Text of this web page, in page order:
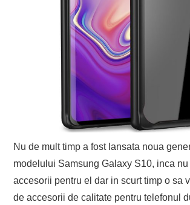
Nu de mult timp a fost lansata noua
modelului Samsung Galaxy S10, inca
accesorii pentru el dar in scurt timp o sa
de accesorii de calitate pentru telefonul